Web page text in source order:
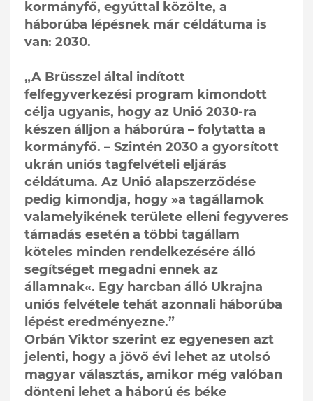
kormányfő, egyúttal közölte, a
háborúba lépésnek már céldátuma is
van: 2030.
„A Brüsszel által indított
felfegyverkezési program kimondott
célja ugyanis, hogy az Unió 2030-ra
készen álljon a háborúra – folytatta a
kormányfő. – Szintén 2030 a gyorsított
ukrán uniós tagfelvételi eljárás
céldátuma. Az Unió alapszerződése
pedig kimondja, hogy »a tagállamok
valamelyikének területe elleni fegyveres
támadás esetén a többi tagállam
köteles minden rendelkezésére álló
segítséget megadni ennek az
államnak«. Egy harcban álló Ukrajna
uniós felvétele tehát azonnali háborúba
lépést eredményezne.”
Orbán Viktor szerint ez egyenesen azt
jelenti, hogy a jövő évi lehet az utolsó
magyar választás, amikor még valóban
dönteni lehet a háború és béke